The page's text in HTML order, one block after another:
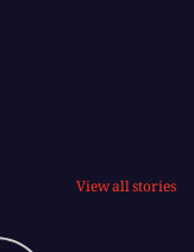
View all stories